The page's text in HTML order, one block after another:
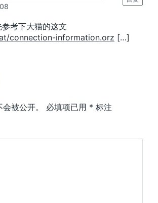
考下大猫的这文
connection-information.orz […]
被公开。 必填项已用 * 标注